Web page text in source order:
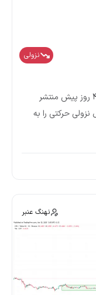
نزولی
تحلیلی که در تاریخ 21 اسفند، یعنی تقریبا 47 روز پیش منتشر
نزولی حرکتی را به
نهنگ عنبر